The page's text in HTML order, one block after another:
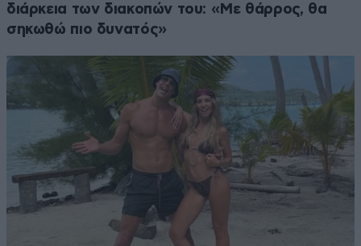
διάρκεια των διακοπών του: «Με θάρρος, θα
σηκωθώ πιο δυνατός»